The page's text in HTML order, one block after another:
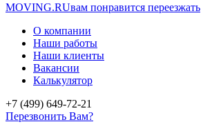
MOVING.RUвам понравится переезжать
О компании
Наши работы
Наши клиенты
Вакансии
Калькулятор
+7 (499) 649-72-21
Перезвонить Вам?